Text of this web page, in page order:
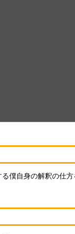
僕自身の解釈の仕